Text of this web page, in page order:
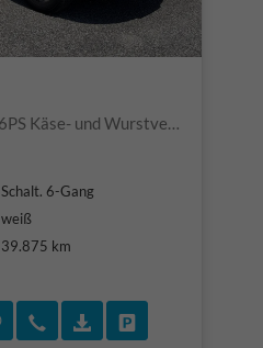
35S12 Foodtruck 2.3D 85kw/116PS Käse- und Wurstverkauf
Schalt. 6-Gang
weiß
39.875 km
Rückruf vereinbaren
Wir rufen Sie an
Fahrzeugexposé